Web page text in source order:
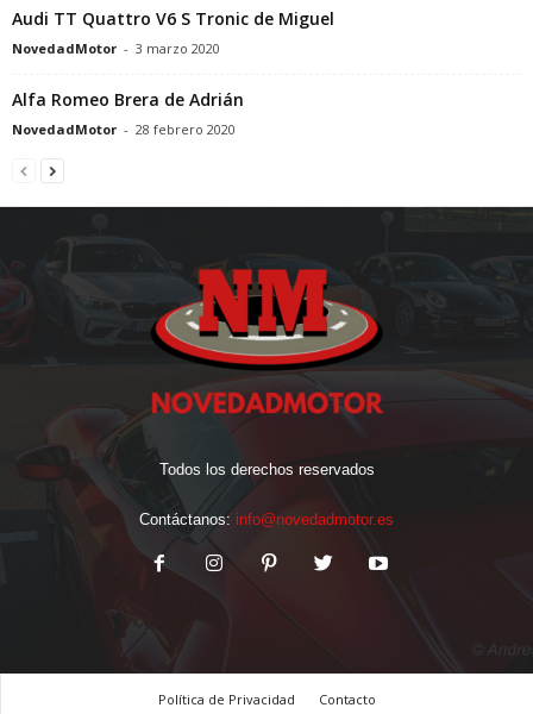
Audi TT Quattro V6 S Tronic de Miguel
NovedadMotor - 3 marzo 2020
Alfa Romeo Brera de Adrián
NovedadMotor - 28 febrero 2020
Todos los derechos reservados
Contáctanos: info@novedadmotor.es
Política de Privacidad Contacto